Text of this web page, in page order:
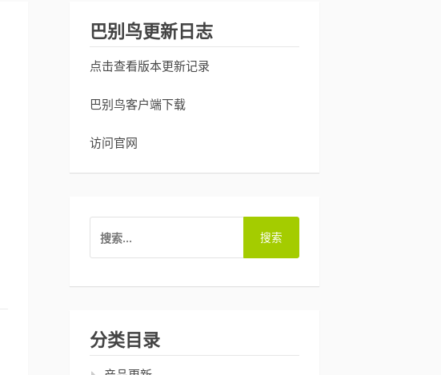
巴别鸟更新日志
点击查看版本更新记录
巴别鸟客户端下载
访问官网
索：
分类目录